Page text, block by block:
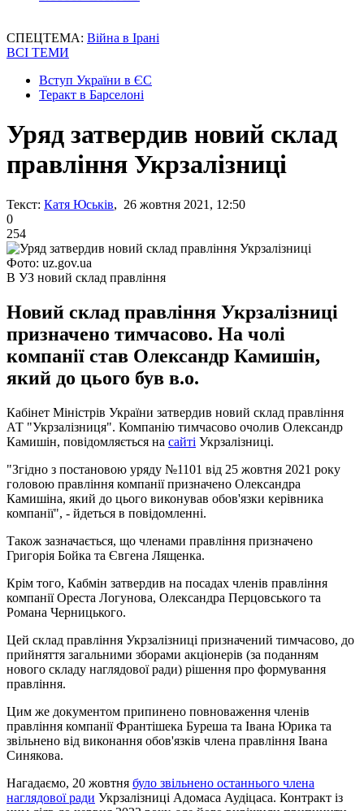
СПЕЦТЕМА: Війна в Ірані
ВСІ ТЕМИ
Вступ України в ЄС
Теракт в Барселоні
Уряд затвердив новий склад
правління Укрзалізниці
Текст: Катя Юськів, 26 жовтня 2021, 12:50
0
254
Фото: uz.gov.ua
В УЗ новий склад правління
Новий склад правління Укрзалізниці
призначено тимчасово. На чолі
компанії став Олександр Камишін,
який до цього був в.о.
Кабінет Міністрів України затвердив новий склад правління
АТ "Укрзалізниця". Компанію тимчасово очолив Олександр
Камишін, повідомляється на сайті Укрзалізниці.
"Згідно з постановою уряду №1101 від 25 жовтня 2021 року
головою правління компанії призначено Олександра
Камишіна, який до цього виконував обов'язки керівника
компанії", - йдеться в повідомленні.
Також зазначається, що членами правління призначено
Григорія Бойка та Євгена Лященка.
Крім того, Кабмін затвердив на посадах членів правління
компанії Ореста Логунова, Олександра Перцовського та
Романа Черницького.
Цей склад правління Укрзалізниці призначений тимчасово, до
прийняття загальними зборами акціонерів (за поданням
нового складу наглядової ради) рішення про формування
правління.
Цим же документом припинено повноваження членів
правління компанії Франтішека Буреша та Івана Юрика та
звільнено від виконання обов'язків члена правління Івана
Синякова.
Нагадаємо, 20 жовтня було звільнено останнього члена
наглядової ради Укрзалізниці Адомаса Аудіцаса. Контракт із